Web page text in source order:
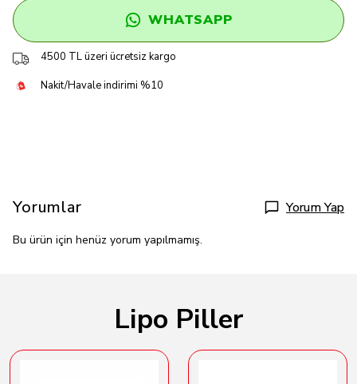
WHATSAPP
4500 TL üzeri ücretsiz kargo
Nakit/Havale indirimi %10
Yorumlar Yorum Yap
Bu ürün için henüz yorum yapılmamış.
Lipo Piller